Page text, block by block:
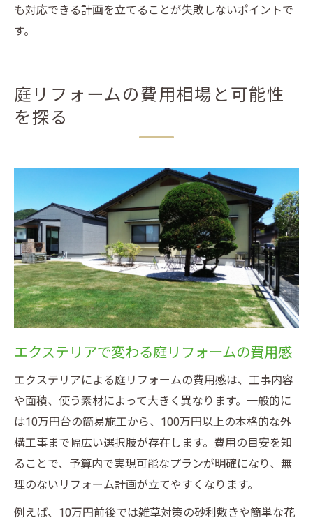
も対応できる計画を立てることが失敗しないポイントで
す。
庭リフォームの費用相場と可能性
を探る
エクステリアで変わる庭リフォームの費用感
エクステリアによる庭リフォームの費用感は、工事内容
や面積、使う素材によって大きく異なります。一般的に
は10万円台の簡易施工から、100万円以上の本格的な外
構工事まで幅広い選択肢が存在します。費用の目安を知
ることで、予算内で実現可能なプランが明確になり、無
理のないリフォーム計画が立てやすくなります。
例えば、10万円前後では雑草対策の砂利敷きや簡単な花